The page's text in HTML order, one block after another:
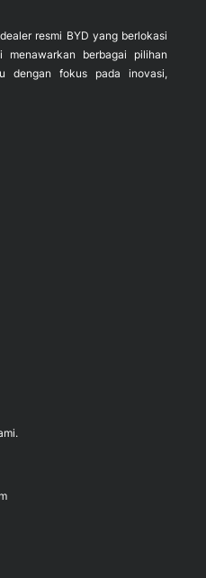
resmi BYD yang berlokasi
berbagai pilihan
dengan fokus pada inovasi,